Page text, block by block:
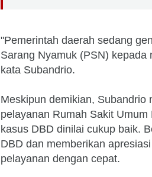
"Pemerintah daerah sedang
Sarang Nyamuk (PSN)
kata Subandrio.
Meskipun demikian, Subandrio
pelayanan Rumah Sakit
kasus DBD dinilai cukup baik.
DBD dan memberikan
pelayanan dengan cepat.